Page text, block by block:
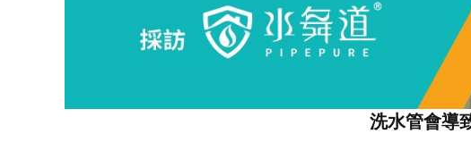
洗水管會導